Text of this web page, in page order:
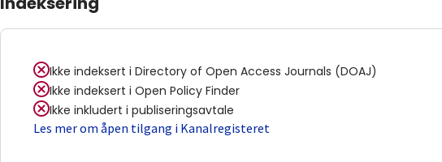
Ikke indeksert i Directory of Open Access Journals (DOAJ)
Ikke indeksert i Open Policy Finder
Ikke inkludert i publiseringsavtale
Les mer om åpen tilgang i Kanalregisteret